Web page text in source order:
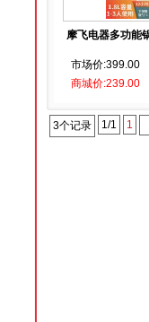
摩飞电器多功能
市场价:399.00
商城价:239.00
3个记录 1/1 1